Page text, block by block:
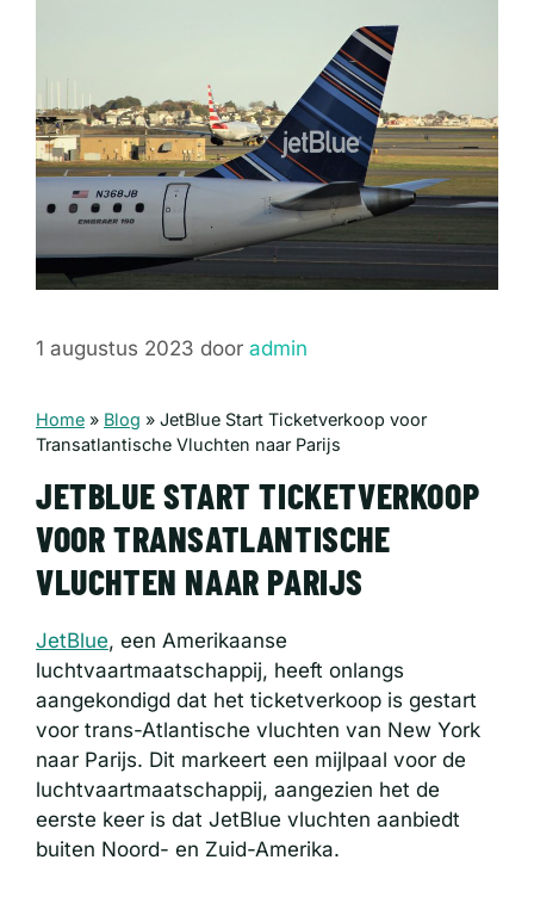
1 augustus 2023 door admin
Home » Blog » JetBlue Start Ticketverkoop voor
Transatlantische Vluchten naar Parijs
JETBLUE START TICKETVERKOOP
VOOR TRANSATLANTISCHE
VLUCHTEN NAAR PARIJS
JetBlue, een Amerikaanse
luchtvaartmaatschappij, heeft onlangs
aangekondigd dat het ticketverkoop is gestart
voor trans-Atlantische vluchten van New York
naar Parijs. Dit markeert een mijlpaal voor de
luchtvaartmaatschappij, aangezien het de
eerste keer is dat JetBlue vluchten aanbiedt
buiten Noord- en Zuid-Amerika.